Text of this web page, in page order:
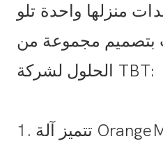
منزلها واحدة تلو
بتصميم مجموعة من
الحلول لشركة TBT:
1. تتميز آلة OrangeMech لصنع كرات